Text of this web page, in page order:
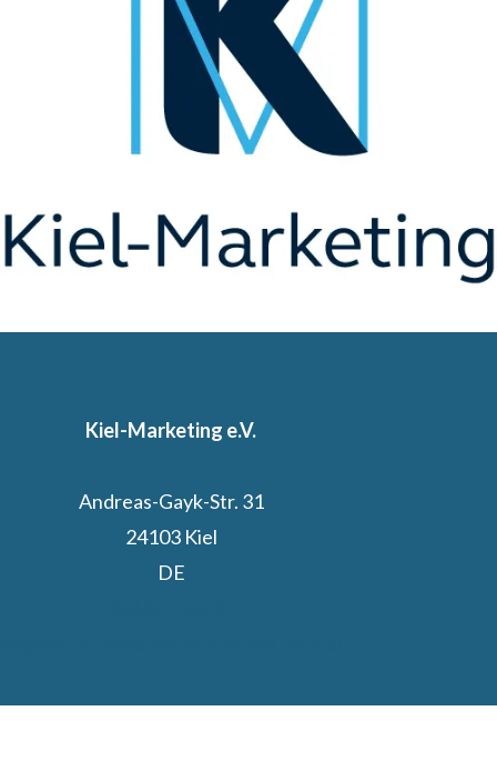
Kiel-Marketing e.V.
Andreas-Gayk-Str. 31
24103 Kiel
DE